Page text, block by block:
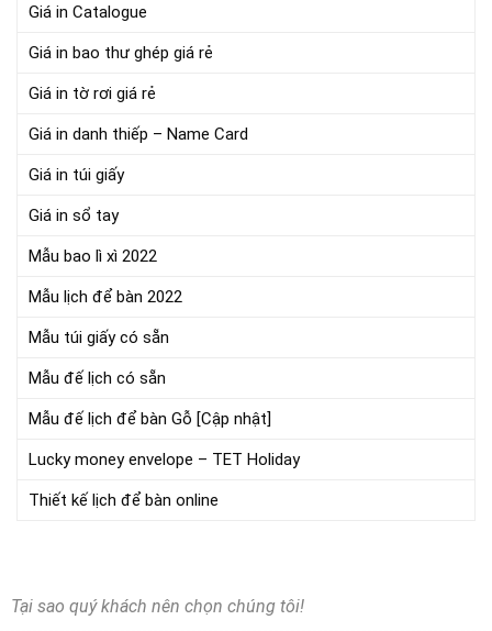
Giá in Catalogue
Giá in bao thư ghép giá rẻ
Giá in tờ rơi giá rẻ
Giá in danh thiếp – Name Card
Giá in túi giấy
Giá in sổ tay
Mẫu bao lì xì 2022
Mẫu lịch để bàn 2022
Mẫu túi giấy có sẵn
Mẫu đế lịch có sẵn
Mẫu đế lịch để bàn Gỗ [Cập nhật]
Lucky money envelope – TET Holiday
Thiết kế lịch để bàn online
Tại sao quý khách nên chọn chúng tôi!